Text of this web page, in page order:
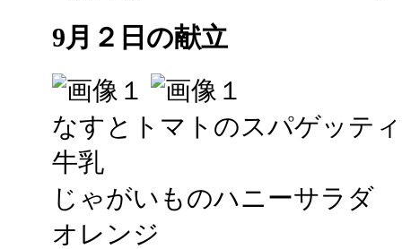
9月２日の献立
なすとトマトのスパゲッティ
牛乳
じゃがいものハニーサラダ
オレンジ